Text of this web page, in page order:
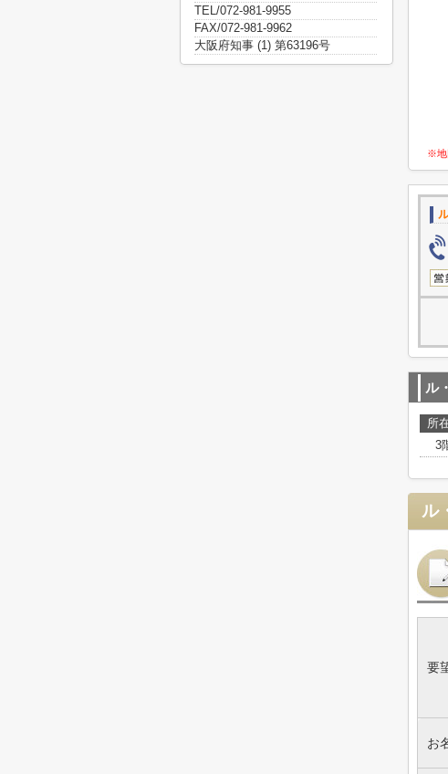
※地
ル
所
3
ル
要
お
TEL/072-981-9955
FAX/072-981-9962
大阪府知事 (1) 第63196号